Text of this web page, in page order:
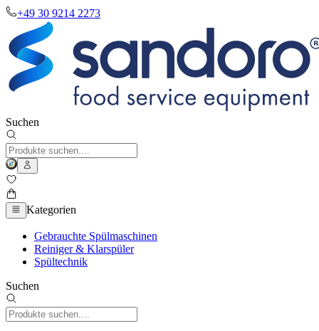
+49 30 9214 2273
Suchen
Kategorien
Gebrauchte Spülmaschinen
Reiniger & Klarspüler
Spültechnik
Suchen